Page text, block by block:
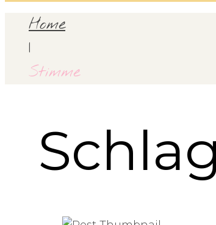
Home
|
Stimme